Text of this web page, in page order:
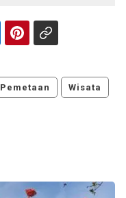
Pemetaan Wisata